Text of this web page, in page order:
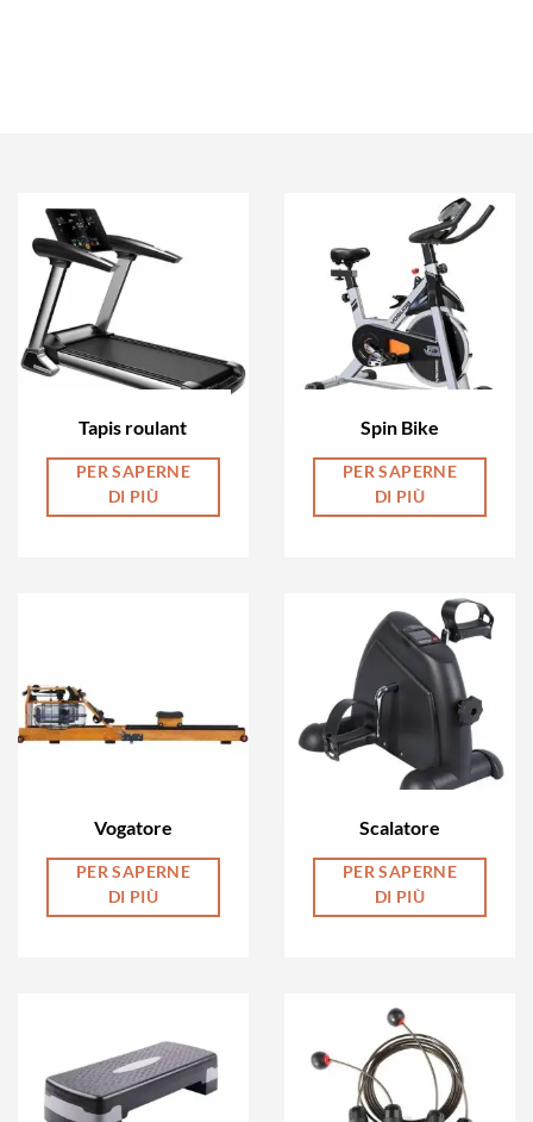
Tapis roulant
PER SAPERNE
DI PIÙ
Spin Bike
PER SAPERNE
DI PIÙ
Vogatore
PER SAPERNE
DI PIÙ
Scalatore
PER SAPERNE
DI PIÙ